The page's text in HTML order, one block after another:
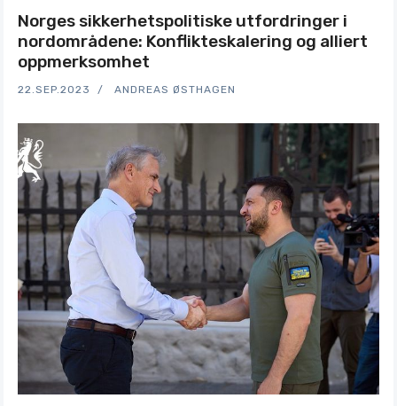
Norges sikkerhetspolitiske utfordringer i
nordområdene: Konflikteskalering og alliert
oppmerksomhet
22.SEP.2023 ANDREAS ØSTHAGEN